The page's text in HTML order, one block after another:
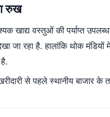
रुख
खाद्य वस्तुओं की पर्याप्त
जा रहा है. हालांकि थोक
से पहले स्थानीय बाजार के